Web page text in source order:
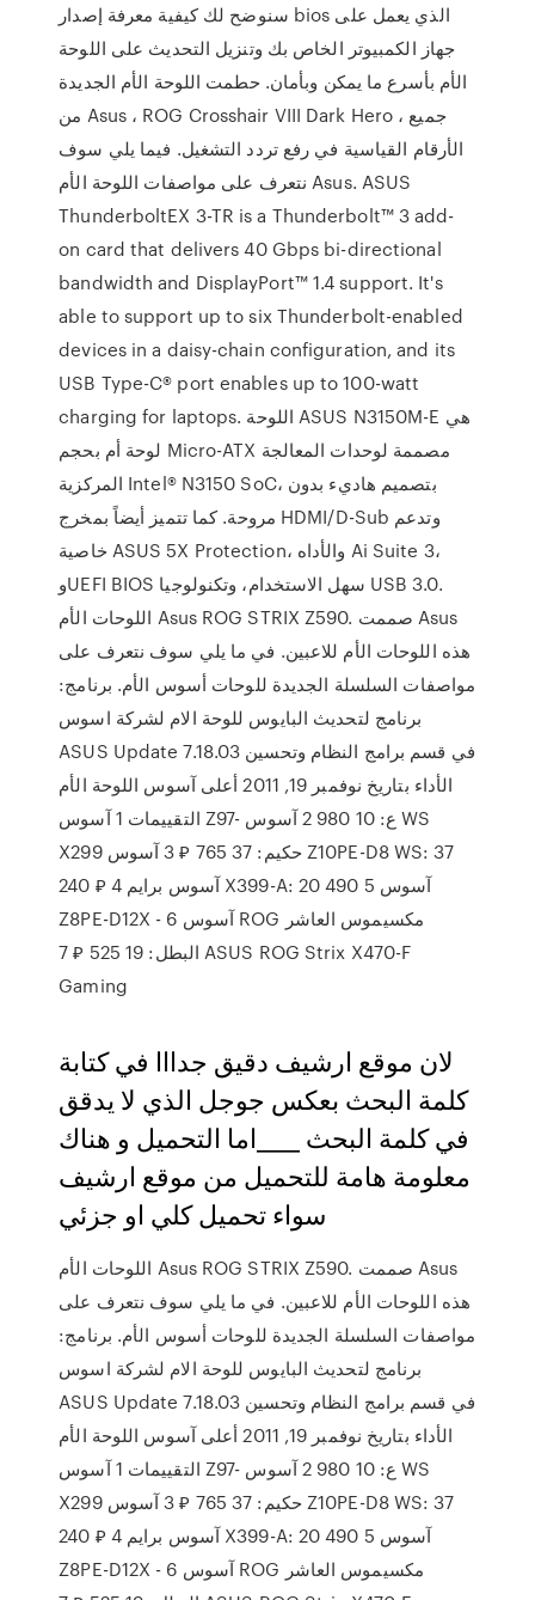
سنوضح لك كيفية معرفة إصدار bios الذي يعمل على
جهاز الكمبيوتر الخاص بك وتنزيل التحديث على اللوحة
الأم بأسرع ما يمكن وبأمان. حطمت اللوحة الأم الجديدة
من Asus ، ROG Crosshair VIII Dark Hero ، جميع
الأرقام القياسية في رفع تردد التشغيل. فيما يلي سوف
نتعرف على مواصفات اللوحة الأم Asus. ASUS
ThunderboltEX 3-TR is a Thunderbolt™ 3 add-
on card that delivers 40 Gbps bi-directional
bandwidth and DisplayPort™ 1.4 support. It's
able to support up to six Thunderbolt-enabled
devices in a daisy-chain configuration, and its
USB Type-C® port enables up to 100-watt
charging for laptops. اللوحة ASUS N3150M-E هي
لوحة أم بحجم Micro-ATX مصممة لوحدات المعالجة
المركزية Intel® N3150 SoC، بتصميم هاديء بدون
مروحة. كما تتميز أيضاً بمخرج HDMI/D-Sub وتدعم
خاصية ASUS 5X Protection، والأداه Ai Suite 3،
وUEFI BIOS سهل الاستخدام، وتكنولوجيا USB 3.0.
اللوحات الأم Asus ROG STRIX Z590. صممت Asus
هذه اللوحات الأم للاعبين. في ما يلي سوف نتعرف على
مواصفات السلسلة الجديدة للوحات أسوس الأم. برنامج:
برنامج لتحديث البايوس للوحة الام لشركة اسوس
ASUS Update 7.18.03 في قسم برامج النظام وتحسين
الأداء بتاريخ ‏نوفمبر 19, 2011 أعلى آسوس اللوحة الأم
التقييمات 1 آسوس Z97- ع: 10 980 2 آسوس WS
X299 حكيم: 37 765 ₽ 3 آسوس Z10PE-D8 WS: 37
240 ₽ 4 آسوس برايم X399-A: 20 490 5 آسوس
Z8PE-D12X - 6 آسوس ROG مكسيموس العاشر
البطل: 19 525 ₽ 7 ASUS ROG Strix X470-F
Gaming
لان موقع ارشيف دقيق جدااا في كتابة
كلمة البحث بعكس جوجل الذي لا يدقق
في كلمة البحث ____اما التحميل و هناك
معلومة هامة للتحميل من موقع ارشيف
سواء تحميل كلي او جزئي
اللوحات الأم Asus ROG STRIX Z590. صممت Asus
هذه اللوحات الأم للاعبين. في ما يلي سوف نتعرف على
مواصفات السلسلة الجديدة للوحات أسوس الأم. برنامج:
برنامج لتحديث البايوس للوحة الام لشركة اسوس
ASUS Update 7.18.03 في قسم برامج النظام وتحسين
الأداء بتاريخ ‏نوفمبر 19, 2011 أعلى آسوس اللوحة الأم
التقييمات 1 آسوس Z97- ع: 10 980 2 آسوس WS
X299 حكيم: 37 765 ₽ 3 آسوس Z10PE-D8 WS: 37
240 ₽ 4 آسوس برايم X399-A: 20 490 5 آسوس
Z8PE-D12X - 6 آسوس ROG مكسيموس العاشر